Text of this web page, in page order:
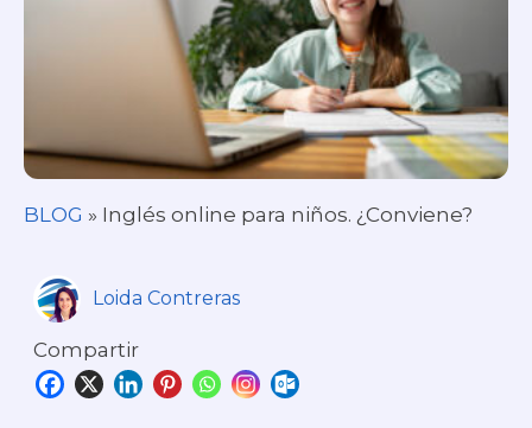
BLOG » Inglés online para niños. ¿Conviene?
Loida Contreras
Compartir